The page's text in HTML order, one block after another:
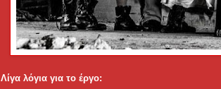
Λίγα λόγια για το έργο: